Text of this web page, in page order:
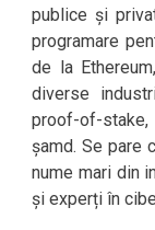
publice și
programare
de la
diverse
proof-of-
șamd. Se pare
nume mari din
și experți în